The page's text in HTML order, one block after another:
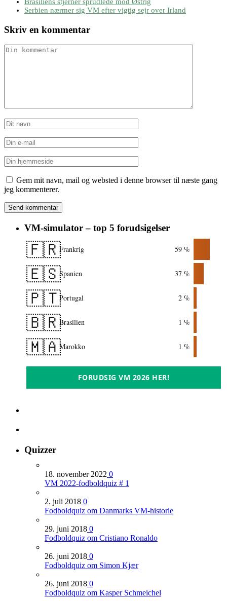
Serbien nærmer sig VM efter vigtig sejr over Irland
Skriv en kommentar
Gem mit navn, mail og websted i denne browser til næste gang
jeg kommenterer.
VM-simulator – top 5 forudsigelser
🇫🇷Frankrig 59 %
🇪🇸Spanien 37 %
🇵🇹Portugal 2 %
🇧🇷Brasilien 1 %
🇲🇦Marokko 1 %
FORUDSIG VM 2026 HER!
Quizzer
18. november 2022 0
VM 2022-fodboldquiz # 1
2. juli 2018 0
Fodboldquiz om Danmarks VM-historie
29. juni 2018 0
Fodboldquiz om Cristiano Ronaldo
26. juni 2018 0
Fodboldquiz om Simon Kjær
26. juni 2018 0
Fodboldquiz om Kasper Schmeichel